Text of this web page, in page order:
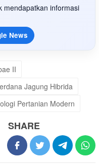
mendapatkan informasi
News
II
Jagung Hibrida
Pertanian Modern
SHARE